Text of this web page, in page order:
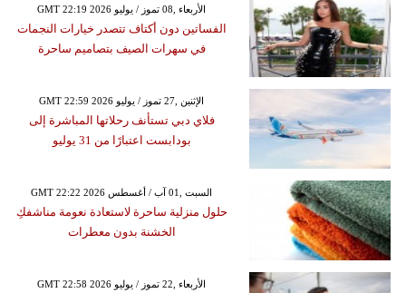
GMT 22:19 2026 الأربعاء ,08 تموز / يوليو
الفساتين دون أكتاف تتصدر خيارات النجمات
في سهرات الصيف بتصاميم ساحرة
GMT 22:59 2026 الإثنين ,27 تموز / يوليو
فلاي دبي تستأنف رحلاتها المباشرة إلى
بودابست اعتبارًا من 31 يوليو
GMT 22:22 2026 السبت ,01 آب / أغسطس
حلول منزلية ساحرة لاستعادة نعومة مناشفكِ
الخشنة بدون معطرات
GMT 22:58 2026 الأربعاء ,22 تموز / يوليو